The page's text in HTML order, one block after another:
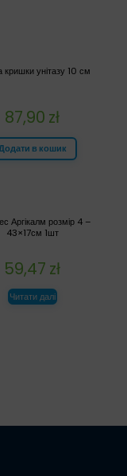
кришки унітазу 10 см
87,90 zł
в кошик
Аргікалм розмір 4 –
43×17см 1шт
59,47 zł
Читати далі